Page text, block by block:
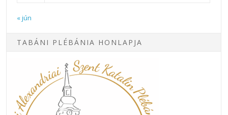
« jún
TABÁNI PLÉBÁNIA HONLAPJA